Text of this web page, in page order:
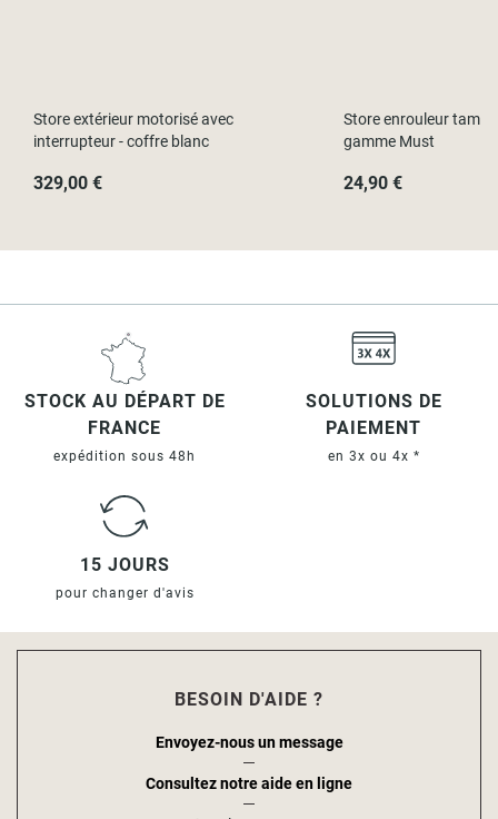
Store extérieur motorisé avec
interrupteur - coffre blanc
329,00 €
Store enrouleur
gamme Must
24,90 €
STOCK AU DÉPART DE
FRANCE
expédition sous 48h
SOLUTIONS DE
PAIEMENT
en 3x ou 4x *
15 JOURS
pour changer d'avis
BESOIN D'AIDE ?
Envoyez-nous un message
Consultez notre aide en ligne